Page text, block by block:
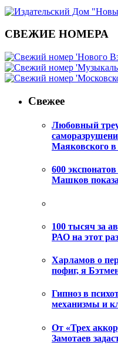
СВЕЖИЕ НОМЕРА
Свежее
Любовный
Маяковского
600
Машков
100 тысяч за
РАО на этот
Харламов о
пофиг, я
Гипноз в
механизмы и
От «Трех
Замотаев